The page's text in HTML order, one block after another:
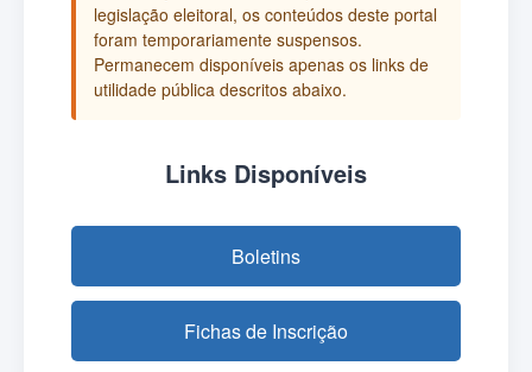
legislação eleitoral, os conteúdos deste portal
foram temporariamente suspensos.
Permanecem disponíveis apenas os links de
utilidade pública descritos abaixo.
Links Disponíveis
Boletins
Fichas de Inscrição